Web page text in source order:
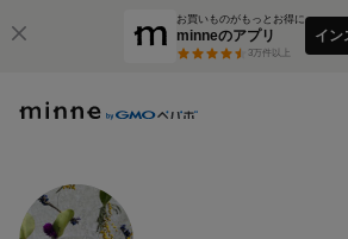
お買いものがもっとお得に
minneのアプリ
3万件以上
イン